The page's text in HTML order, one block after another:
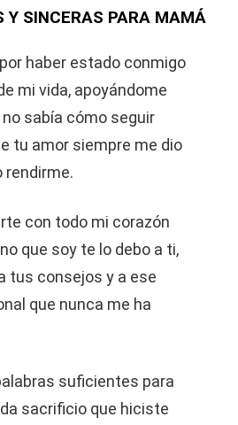
Y SINCERAS PARA MAMÁ
haber estado conmigo
mi vida, apoyándome
sabía cómo seguir
tu amor siempre me dio
rendirme.
con todo mi corazón
que soy te lo debo a ti,
tus consejos y a ese
que nunca me ha
suficientes para
sacrificio que hiciste